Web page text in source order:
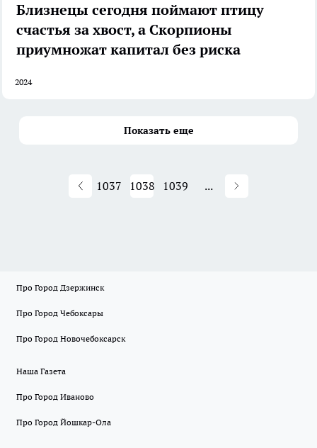
Близнецы сегодня поймают птицу
счастья за хвост, а Скорпионы
приумножат капитал без риска
2024
Показать еще
1037 1038 1039 ...
Про Город Дзержинск
Про Город Чебоксары
Про Город Новочебоксарск
Наша Газета
Про Город Иваново
Про Город Йошкар-Ола